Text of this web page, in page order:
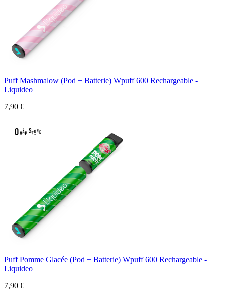
Puff Mashmalow (Pod + Batterie) Wpuff 600 Rechargeable -
Liquideo
7,90 €
Puff Pomme Glacée (Pod + Batterie) Wpuff 600 Rechargeable -
Liquideo
7,90 €